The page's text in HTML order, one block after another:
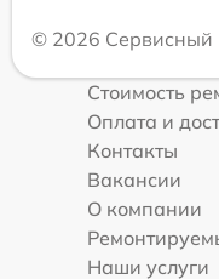
© 2026 Сервисный
Стоимость
Оплата и
Контакты
Вакансии
О компании
Наши услуги